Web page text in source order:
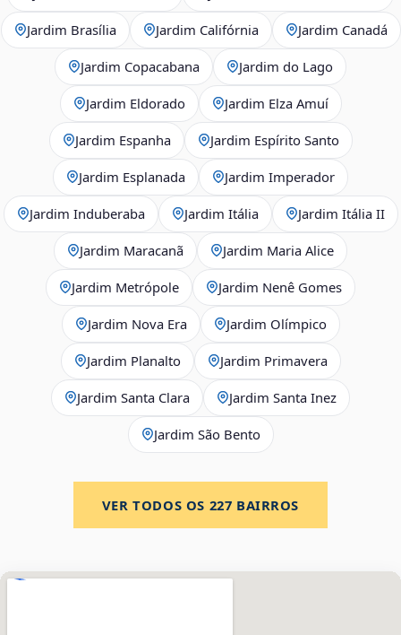
Jardim Brasília Jardim Califórnia Jardim Canadá
Jardim Copacabana Jardim do Lago
Jardim Eldorado Jardim Elza Amuí
Jardim Espanha Jardim Espírito Santo
Jardim Esplanada Jardim Imperador
Jardim Induberaba Jardim Itália Jardim Itália II
Jardim Maracanã Jardim Maria Alice
Jardim Metrópole Jardim Nenê Gomes
Jardim Nova Era Jardim Olímpico
Jardim Planalto Jardim Primavera
Jardim Santa Clara Jardim Santa Inez
Jardim São Bento
VER TODOS OS 227 BAIRROS